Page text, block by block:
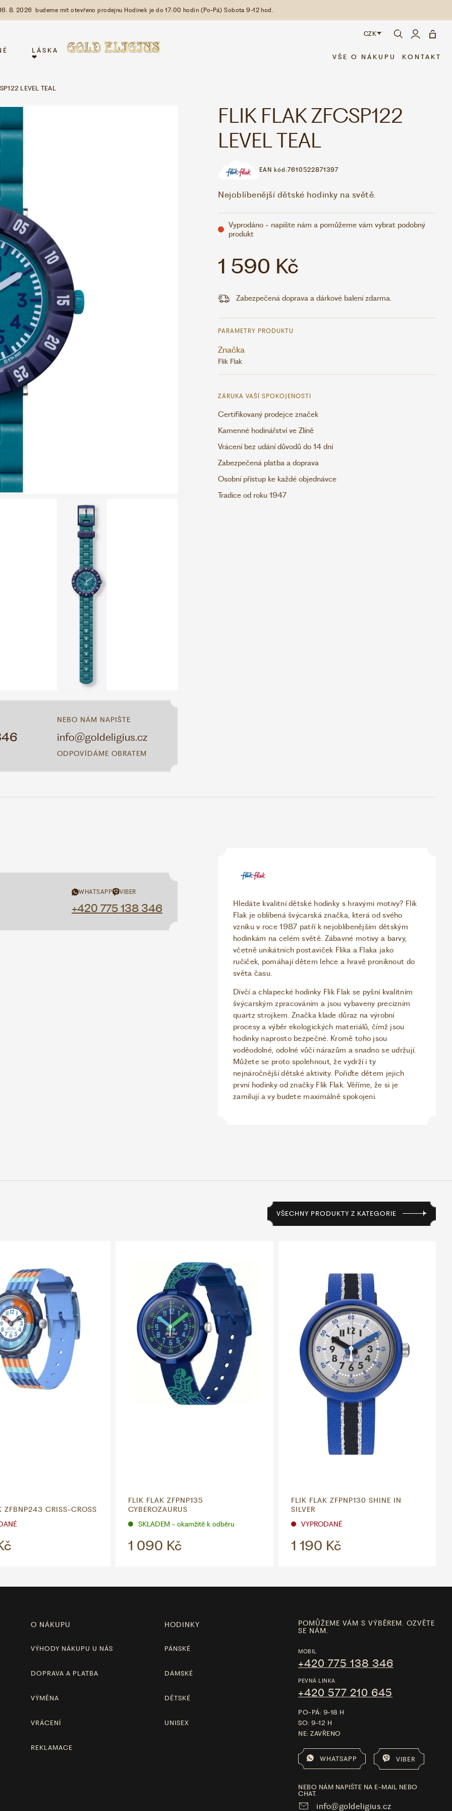
8. 2026 budeme mít otevřeno prodejnu Hodinek je do 17:00 hodin (Po-Pá) Sobota 9-12 hod.
LÁSKA
❤
CZK
CZK
VŠE O NÁKUPU KONTAKT
LEVEL TEAL
NEBO NÁM NAPIŠTE
info@goldeligius.cz
ODPOVÍDÁME OBRATEM
FLIK FLAK ZFCSP122
LEVEL TEAL
EAN kód:7610522871397
Nejoblíbenější dětské hodinky na světě.
Vyprodáno - napište nám a pomůžeme vám vybrat podobný
produkt
1 590 Kč
Zabezpečená doprava a dárkové balení zdarma.
PARAMETRY PRODUKTU
Značka
Flik Flak
ZÁRUKA VAŠÍ SPOKOJENOSTI
Certifikovaný prodejce značek
Kamenné hodinářství ve Zlíně
Vrácení bez udání důvodů do 14 dní
Zabezpečená platba a doprava
Osobní přístup ke každé objednávce
Tradice od roku 1947
WHATSAPP VIBER
+420 775 138 346
Hledáte kvalitní dětské hodinky s hravými motivy? Flik
Flak je oblíbená švýcarská značka, která od svého
vzniku v roce 1987 patří k nejoblíbenějším dětským
hodinkám na celém světě. Zábavné motivy a barvy,
včetně unikátních postaviček Flika a Flaka jako
ručiček, pomáhají dětem lehce a hravě proniknout do
světa času.
Dívčí a chlapecké hodinky Flik Flak se pyšní kvalitním
švýcarským zpracováním a jsou vybaveny precizním
quartz strojkem. Značka klade důraz na výrobní
procesy a výběr ekologických materiálů, čímž jsou
hodinky naprosto bezpečné. Kromě toho jsou
voděodolné, odolné vůči nárazům a snadno se udržují.
Můžete se proto spolehnout, že vydrží i ty
nejnáročnější dětské aktivity. Pořiďte dětem jejich
první hodinky od značky Flik Flak. Věříme, že si je
zamilují a vy budete maximálně spokojeni.
VŠECHNY PRODUKTY Z KATEGORIE
ZFBNP243 CRISS-CROSS
FLIK FLAK ZFPNP135
CYBEROZAURUS
SKLADEM - okamžitě k odběru
1 090 Kč
FLIK FLAK ZFPNP130 SHINE IN
SILVER
VYPRODANÉ
1 190 Kč
O NÁKUPU
VÝHODY NÁKUPU U NÁS
DOPRAVA A PLATBA
VÝMĚNA
VRÁCENÍ
REKLAMACE
HODINKY
PÁNSKÉ
DÁMSKÉ
DĚTSKÉ
UNISEX
POMŮŽEME VÁM S VÝBĚREM. OZVĚTE
SE NÁM.
MOBIL
+420 775 138 346
PEVNÁ LINKA
+420 577 210 645
PO-PÁ: 9-18 H
SO: 9-12 H
NE: ZAVŘENO
WHATSAPP VIBER
NEBO NÁM NAPIŠTE NA E-MAIL NEBO
CHAT.
info@goldeligius.cz